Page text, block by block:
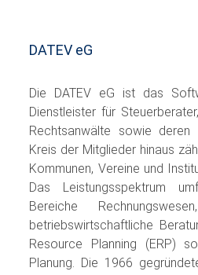
DATEV eG
Die DATEV eG ist das
Dienstleister für
Rechtsanwälte sowie deren
Kreis der Mitglieder hinaus
Kommunen, Vereine und
Das Leistungsspektrum
Bereiche
betriebswirtschaftliche
Resource Planning (ERP)
Planung. Die 1966